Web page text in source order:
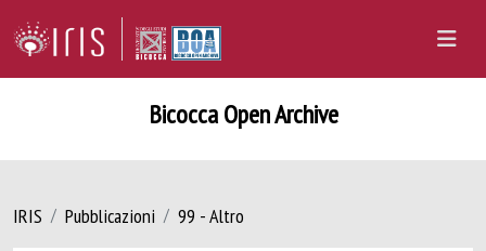
Bicocca Open Archive
IRIS Pubblicazioni 99 - Altro